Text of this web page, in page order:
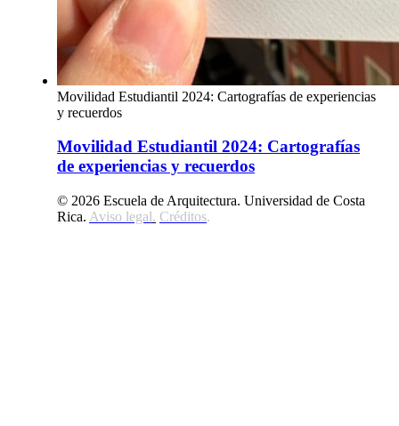
Movilidad Estudiantil 2024: Cartografías de experiencias
y recuerdos
Movilidad Estudiantil 2024: Cartografías
de experiencias y recuerdos
© 2026 Escuela de Arquitectura. Universidad de Costa
Rica. Aviso legal. Créditos.